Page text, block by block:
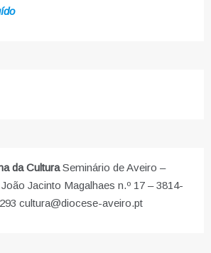
da CulturaSeminário de Aveiro –
Jacinto Magalhaes n.º 17 – 3814-
cultura@diocese-aveiro.pt